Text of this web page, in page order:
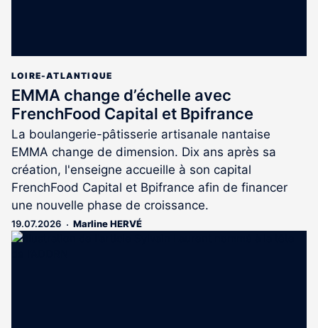
LOIRE-ATLANTIQUE
EMMA change d’échelle avec
FrenchFood Capital et Bpifrance
La boulangerie-pâtisserie artisanale nantaise
EMMA change de dimension. Dix ans après sa
création, l'enseigne accueille à son capital
FrenchFood Capital et Bpifrance afin de financer
une nouvelle phase de croissance.
19.07.2026 Marline HERVÉ